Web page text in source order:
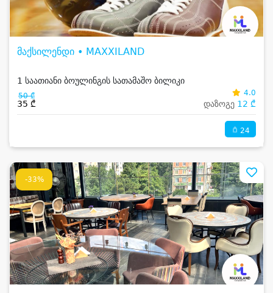
მაქსილენდი • MAXXILAND
1 საათიანი ბოულინგის სათამაშო ბილიკი
50 ₾
35 ₾
4.0
დაზოგე 12 ₾
24
-33%